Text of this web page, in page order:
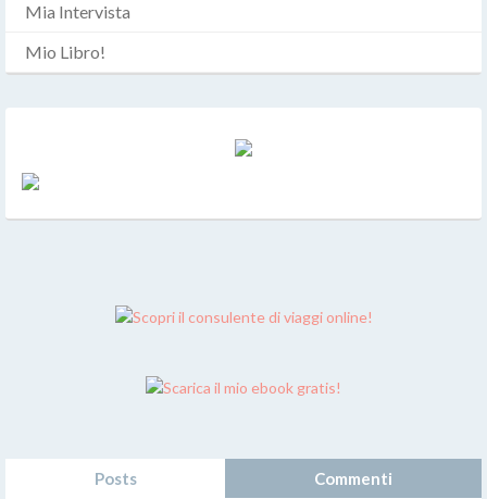
Mia Intervista
Mio Libro!
Posts Commenti